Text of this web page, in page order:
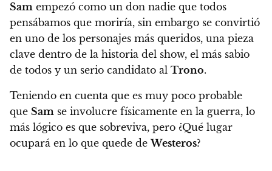
Sam empezó como un don nadie que todos
pensábamos que moriría, sin embargo se convirtió
en uno de los personajes más queridos, una pieza
clave dentro de la historia del show, el más sabio
de todos y un serio candidato al Trono.
Teniendo en cuenta que es muy poco probable
que Sam se involucre físicamente en la guerra, lo
más lógico es que sobreviva, pero ¿Qué lugar
ocupará en lo que quede deWesteros?